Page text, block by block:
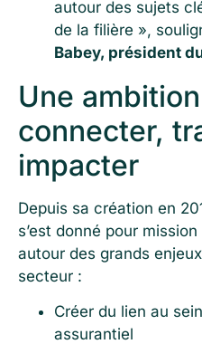
autour des sujets
de la filière »,
Babey, président
Une
connecter,
impacter
Depuis sa création en
s’est donné pour
autour des grands
secteur :
Créer du lien au
assurantiel